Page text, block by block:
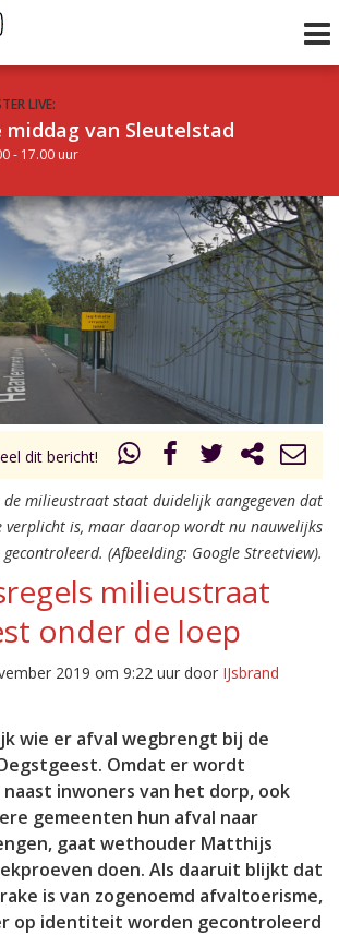
LIVE:
middag van Sleutelstad
- 17.00 uur
uur 1 van 0 Volgend uur
dit bericht!
de milieustraat staat duidelijk aangegeven dat
verplicht is, maar daarop wordt nu nauwelijks
gecontroleerd. (Afbeelding: Google Streetview).
milieustraat
onder de loep
2019 om 9:22 uur door IJsbrand
wie er afval wegbrengt bij de
Omdat er wordt
inwoners van het dorp, ook
gemeenten hun afval naar
gaat wethouder Matthijs
doen. Als daaruit blijkt dat
is van zogenoemd afvaltoerisme,
op identiteit worden gecontroleerd